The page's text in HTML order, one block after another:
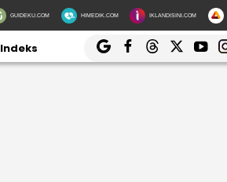
GUIDEKU.COM HIMEDIK.COM IKLANDISINI.COM
Indeks